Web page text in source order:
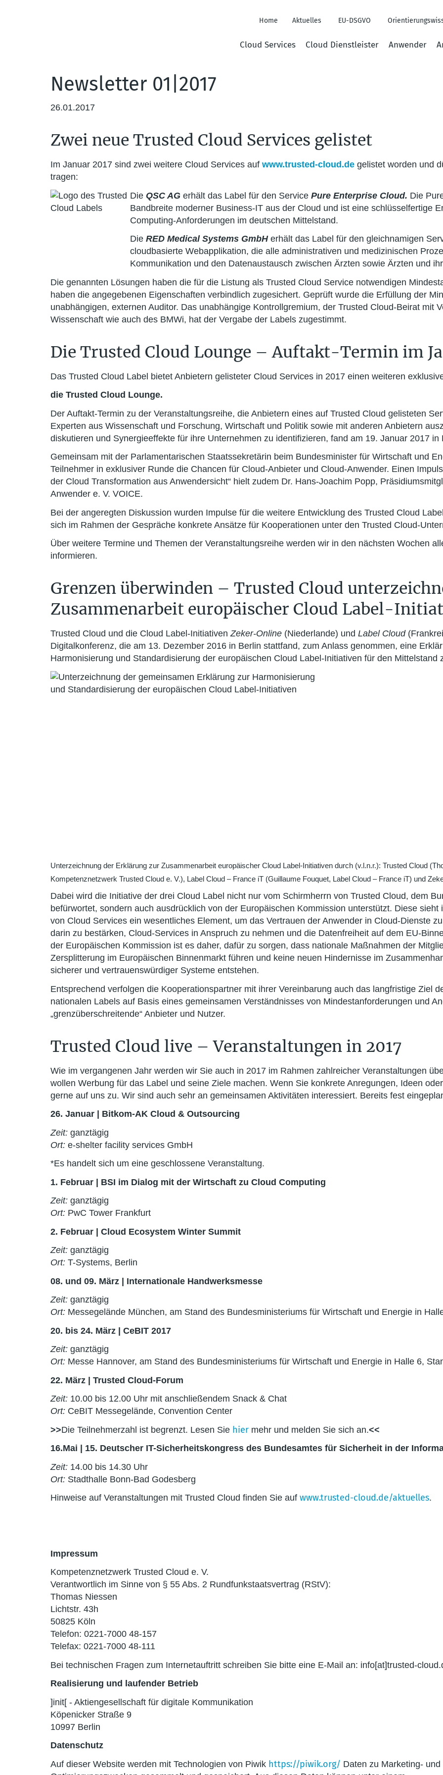
Navigation
Header
Home Aktuelles EU-DSGVO
Hauptnavigation
Cloud Services Cloud Dienstleister Anwender
Newsletter 01|2017
26.01.2017
Zwei neue Trusted Cloud Services gelistet
Im Januar 2017 sind zwei weitere Cloud Services auf www.trusted-cloud.de gelistet worden und
tragen:
Die QSC AG erhält das Label für den Service Pure Enterprise Cloud. Die
Bandbreite moderner Business-IT aus der Cloud und ist eine schlüsselfertige
Computing-Anforderungen im deutschen Mittelstand.
Die RED Medical Systems GmbH erhält das Label für den gleichnamigen
cloudbasierte Webapplikation, die alle administrativen und medizinischen
Kommunikation und den Datenaustausch zwischen Ärzten sowie Ärzten und
Die genannten Lösungen haben die für die Listung als Trusted Cloud Service notwendigen
haben die angegebenen Eigenschaften verbindlich zugesichert. Geprüft wurde die Erfüllung der
unabhängigen, externen Auditor. Das unabhängige Kontrollgremium, der Trusted Cloud-Beirat mit
Wissenschaft wie auch des BMWi, hat der Vergabe der Labels zugestimmt.
Die Trusted Cloud Lounge – Auftakt-Termin im
Das Trusted Cloud Label bietet Anbietern gelisteter Cloud Services in 2017 einen weiteren
die Trusted Cloud Lounge.
Der Auftakt-Termin zu der Veranstaltungsreihe, die Anbietern eines auf Trusted Cloud gelisteten
Experten aus Wissenschaft und Forschung, Wirtschaft und Politik sowie mit anderen Anbietern
diskutieren und Synergieeffekte für ihre Unternehmen zu identifizieren, fand am 19. Januar 2017 in
Gemeinsam mit der Parlamentarischen Staatssekretärin beim Bundesminister für Wirtschaft und
Teilnehmer in exklusiver Runde die Chancen für Cloud-Anbieter und Cloud-Anwender. Einen
der Cloud Transformation aus Anwendersicht“ hielt zudem Dr. Hans-Joachim Popp,
Anwender e. V. VOICE.
Bei der angeregten Diskussion wurden Impulse für die weitere Entwicklung des Trusted Cloud
sich im Rahmen der Gespräche konkrete Ansätze für Kooperationen unter den Trusted Cloud-
Über weitere Termine und Themen der Veranstaltungsreihe werden wir in den nächsten Wochen
informieren.
Grenzen überwinden – Trusted Cloud
Zusammenarbeit europäischer Cloud Label-
Trusted Cloud und die Cloud Label-InitiativenZeker-Online (Niederlande) und Label Cloud
Digitalkonferenz, die am 13. Dezember 2016 in Berlin stattfand, zum Anlass genommen, eine
Harmonisierung und Standardisierung der europäischen Cloud Label-Initiativen für den Mittelstand
Unterzeichnung der Erklärung zur Zusammenarbeit europäischer Cloud Label-Initiativen durch (v.l.n.r.): Trusted Cloud
Kompetenznetzwerk Trusted Cloud e. V.), Label Cloud – France iT (Guillaume Fouquet, Label Cloud – France iT) und
Dabei wird die Initiative der drei Cloud Label nicht nur vom Schirmherrn von Trusted Cloud, dem
befürwortet, sondern auch ausdrücklich von der Europäischen Kommission unterstützt. Diese
von Cloud Services ein wesentliches Element, um das Vertrauen der Anwender in Cloud-Dienste
darin zu bestärken, Cloud-Services in Anspruch zu nehmen und die Datenfreiheit auf dem EU-
der Europäischen Kommission ist es daher, dafür zu sorgen, dass nationale Maßnahmen der
Zersplitterung im Europäischen Binnenmarkt führen und keine neuen Hindernisse im
sicherer und vertrauenswürdiger Systeme entstehen.
Entsprechend verfolgen die Kooperationspartner mit ihrer Vereinbarung auch das langfristige Ziel
nationalen Labels auf Basis eines gemeinsamen Verständnisses von Mindestanforderungen und
„grenzüberschreitende“ Anbieter und Nutzer.
Trusted Cloud live – Veranstaltungen in 2017
Wie im vergangenen Jahr werden wir Sie auch in 2017 im Rahmen zahlreicher Veranstaltungen
wollen Werbung für das Label und seine Ziele machen. Wenn Sie konkrete Anregungen, Ideen
gerne auf uns zu. Wir sind auch sehr an gemeinsamen Aktivitäten interessiert. Bereits fest
26. Januar | Bitkom-AK Cloud & Outsourcing
Zeit: ganztägig
Ort: e-shelter facility services GmbH
*Es handelt sich um eine geschlossene Veranstaltung.
1. Februar | BSI im Dialog mit der Wirtschaft zu Cloud Computing
Zeit: ganztägig
Ort: PwC Tower Frankfurt
2. Februar | Cloud Ecosystem Winter Summit
Zeit: ganztägig
Ort: T-Systems, Berlin
08. und 09. März | Internationale Handwerksmesse
Zeit: ganztägig
Ort: Messegelände München, am Stand des Bundesministeriums für Wirtschaft und Energie in
20. bis 24. März | CeBIT 2017
Zeit: ganztägig
Ort: Messe Hannover, am Stand des Bundesministeriums für Wirtschaft und Energie in Halle 6,
22. März | Trusted Cloud-Forum
Zeit: 10.00 bis 12.00 Uhr mit anschließendem Snack & Chat
Ort: CeBIT Messegelände, Convention Center
>>Die Teilnehmerzahl ist begrenzt. Lesen Sie hier mehr und melden Sie sich an.<<
16.Mai | 15. Deutscher IT-Sicherheitskongress des Bundesamtes für Sicherheit in der
Zeit: 14.00 bis 14.30 Uhr
Ort: Stadthalle Bonn-Bad Godesberg
Hinweise auf Veranstaltungen mit Trusted Cloud finden Sie auf www.trusted-cloud.de/aktuelles.
Impressum
Kompetenznetzwerk Trusted Cloud e. V.
Verantwortlich im Sinne von § 55 Abs. 2 Rundfunkstaatsvertrag (RStV):
Thomas Niessen
Lichtstr. 43h
50825 Köln
Telefon: 0221-7000 48-157
Telefax: 0221-7000 48-111
Bei technischen Fragen zum Internetauftritt schreiben Sie bitte eine E-Mail an: info[at]trusted-
Realisierung und laufender Betrieb
]init[ - Aktiengesellschaft für digitale Kommunikation
Köpenicker Straße 9
10997 Berlin
Datenschutz
Auf dieser Website werden mit Technologien von Piwik https://piwik.org/ Daten zu Marketing- und